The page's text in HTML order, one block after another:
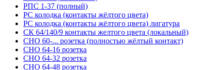
РПС 1-37 (полный)
РС колодка (контакты жёлтого цвета)
РС колодка (контакты жёлтого цвета) лигатура
СК 64/140/9 контакты желтого цвета (локальный)
СНО 60-... розетка (полностью жёлтый контакт)
СНО 64-16 розетка
СНО 64-32 розетка
СНО 64-48 розетка